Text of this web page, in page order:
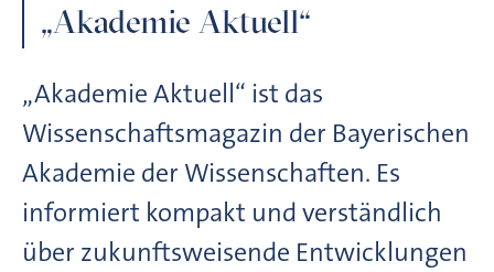
„Akademie Aktuell“
„Akademie Aktuell“ ist das
Wissenschaftsmagazin der Bayerischen
Akademie der Wissenschaften. Es
informiert kompakt und verständlich
über zukunftsweisende Entwicklungen